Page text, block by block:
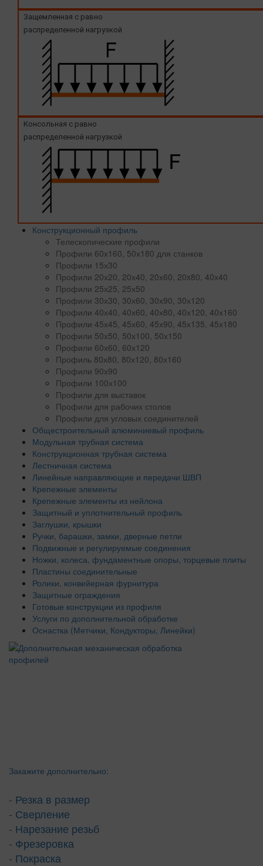
Защемленная с равно
распределенной нагрузкой
Консольная с равно
распределенной нагрузкой
Конструкционный профиль
Телескопические профили
Профили 60х160, 50х180 для станков
Профили 15х30
Профили 20х20, 20х40, 20х60, 20x80, 40х40
Профили 25х25, 25х50
Профили 30х30, 30х60, 30х90, 30х120
Профили 40х40, 40х60, 40х80, 40х120, 40х160
Профили 45х45, 45х60, 45х90, 45х135, 45х180
Профили 50х50, 50х100, 50х150
Профили 60х60, 60х120
Профиль 80х80, 80х120, 80х160
Профили 90х90
Профили 100х100
Профили для выставок
Профили для рабочих столов
Профили для угловых соединителей
Общестроительный алюминиевый профиль
Модульная трубная система
Конструкционная трубная система
Лестничная система
Линейные направляющие и передачи ШВП
Крепежные элементы
Крепежные элементы из нейлона
Защитный и уплотнительный профиль
Заглушки, крышки
Ручки, барашки, замки, дверные петли
Подвижные и регулируемые соединения
Ножки, колеса, фундаментные опоры, торцевые плиты
Пластины соединительные
Ролики, конвейерная фурнитура
Защитные ограждения
Готовые конструкции из профиля
Услуги по дополнительной обработке
Оснастка (Метчики, Кондукторы, Линейки)
Закажите дополнительно:
- Резка в размер
- Сверление
- Нарезание резьб
- Фрезеровка
- Покраска